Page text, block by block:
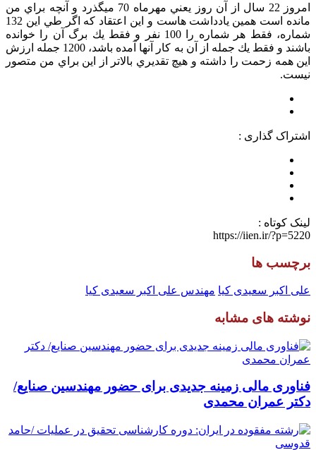
امروز 22 سال از آن روز يعني مهرماه 70 ميگذرد و آنچه براي من
مانده است همين يادداشت هاست و اين اعتقاد كه اگر طي اين 132
شماره، فقط هر شماره را 100 نفر و فقط يك برگ آن را خوانده
باشند و فقط يك جمله از آن به كار آنها آمده باشد، 1200 جمله ارزش
اين همه زحمت را داشته و هيچ تقديري بالاتر از اين براي من متصور
نيست.
اشتراک گذاری :
لینک کوتاه :
https://iien.ir/?p=5220
برچسب ها
علی اکبر سعیدی کیا مهندس علی اکبر سعیدی کیا
نوشته های مشابه
فناوری مالی زمینه جدیدی برای حضور مهندسین صنایع/
دکتر عمران محمدی